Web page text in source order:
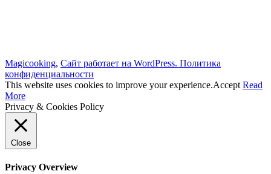
Magicooking, Сайт работает на WordPress. Политика
конфиденциальности
This website uses cookies to improve your experience.Accept Read
More
Privacy & Cookies Policy
Close
Privacy Overview